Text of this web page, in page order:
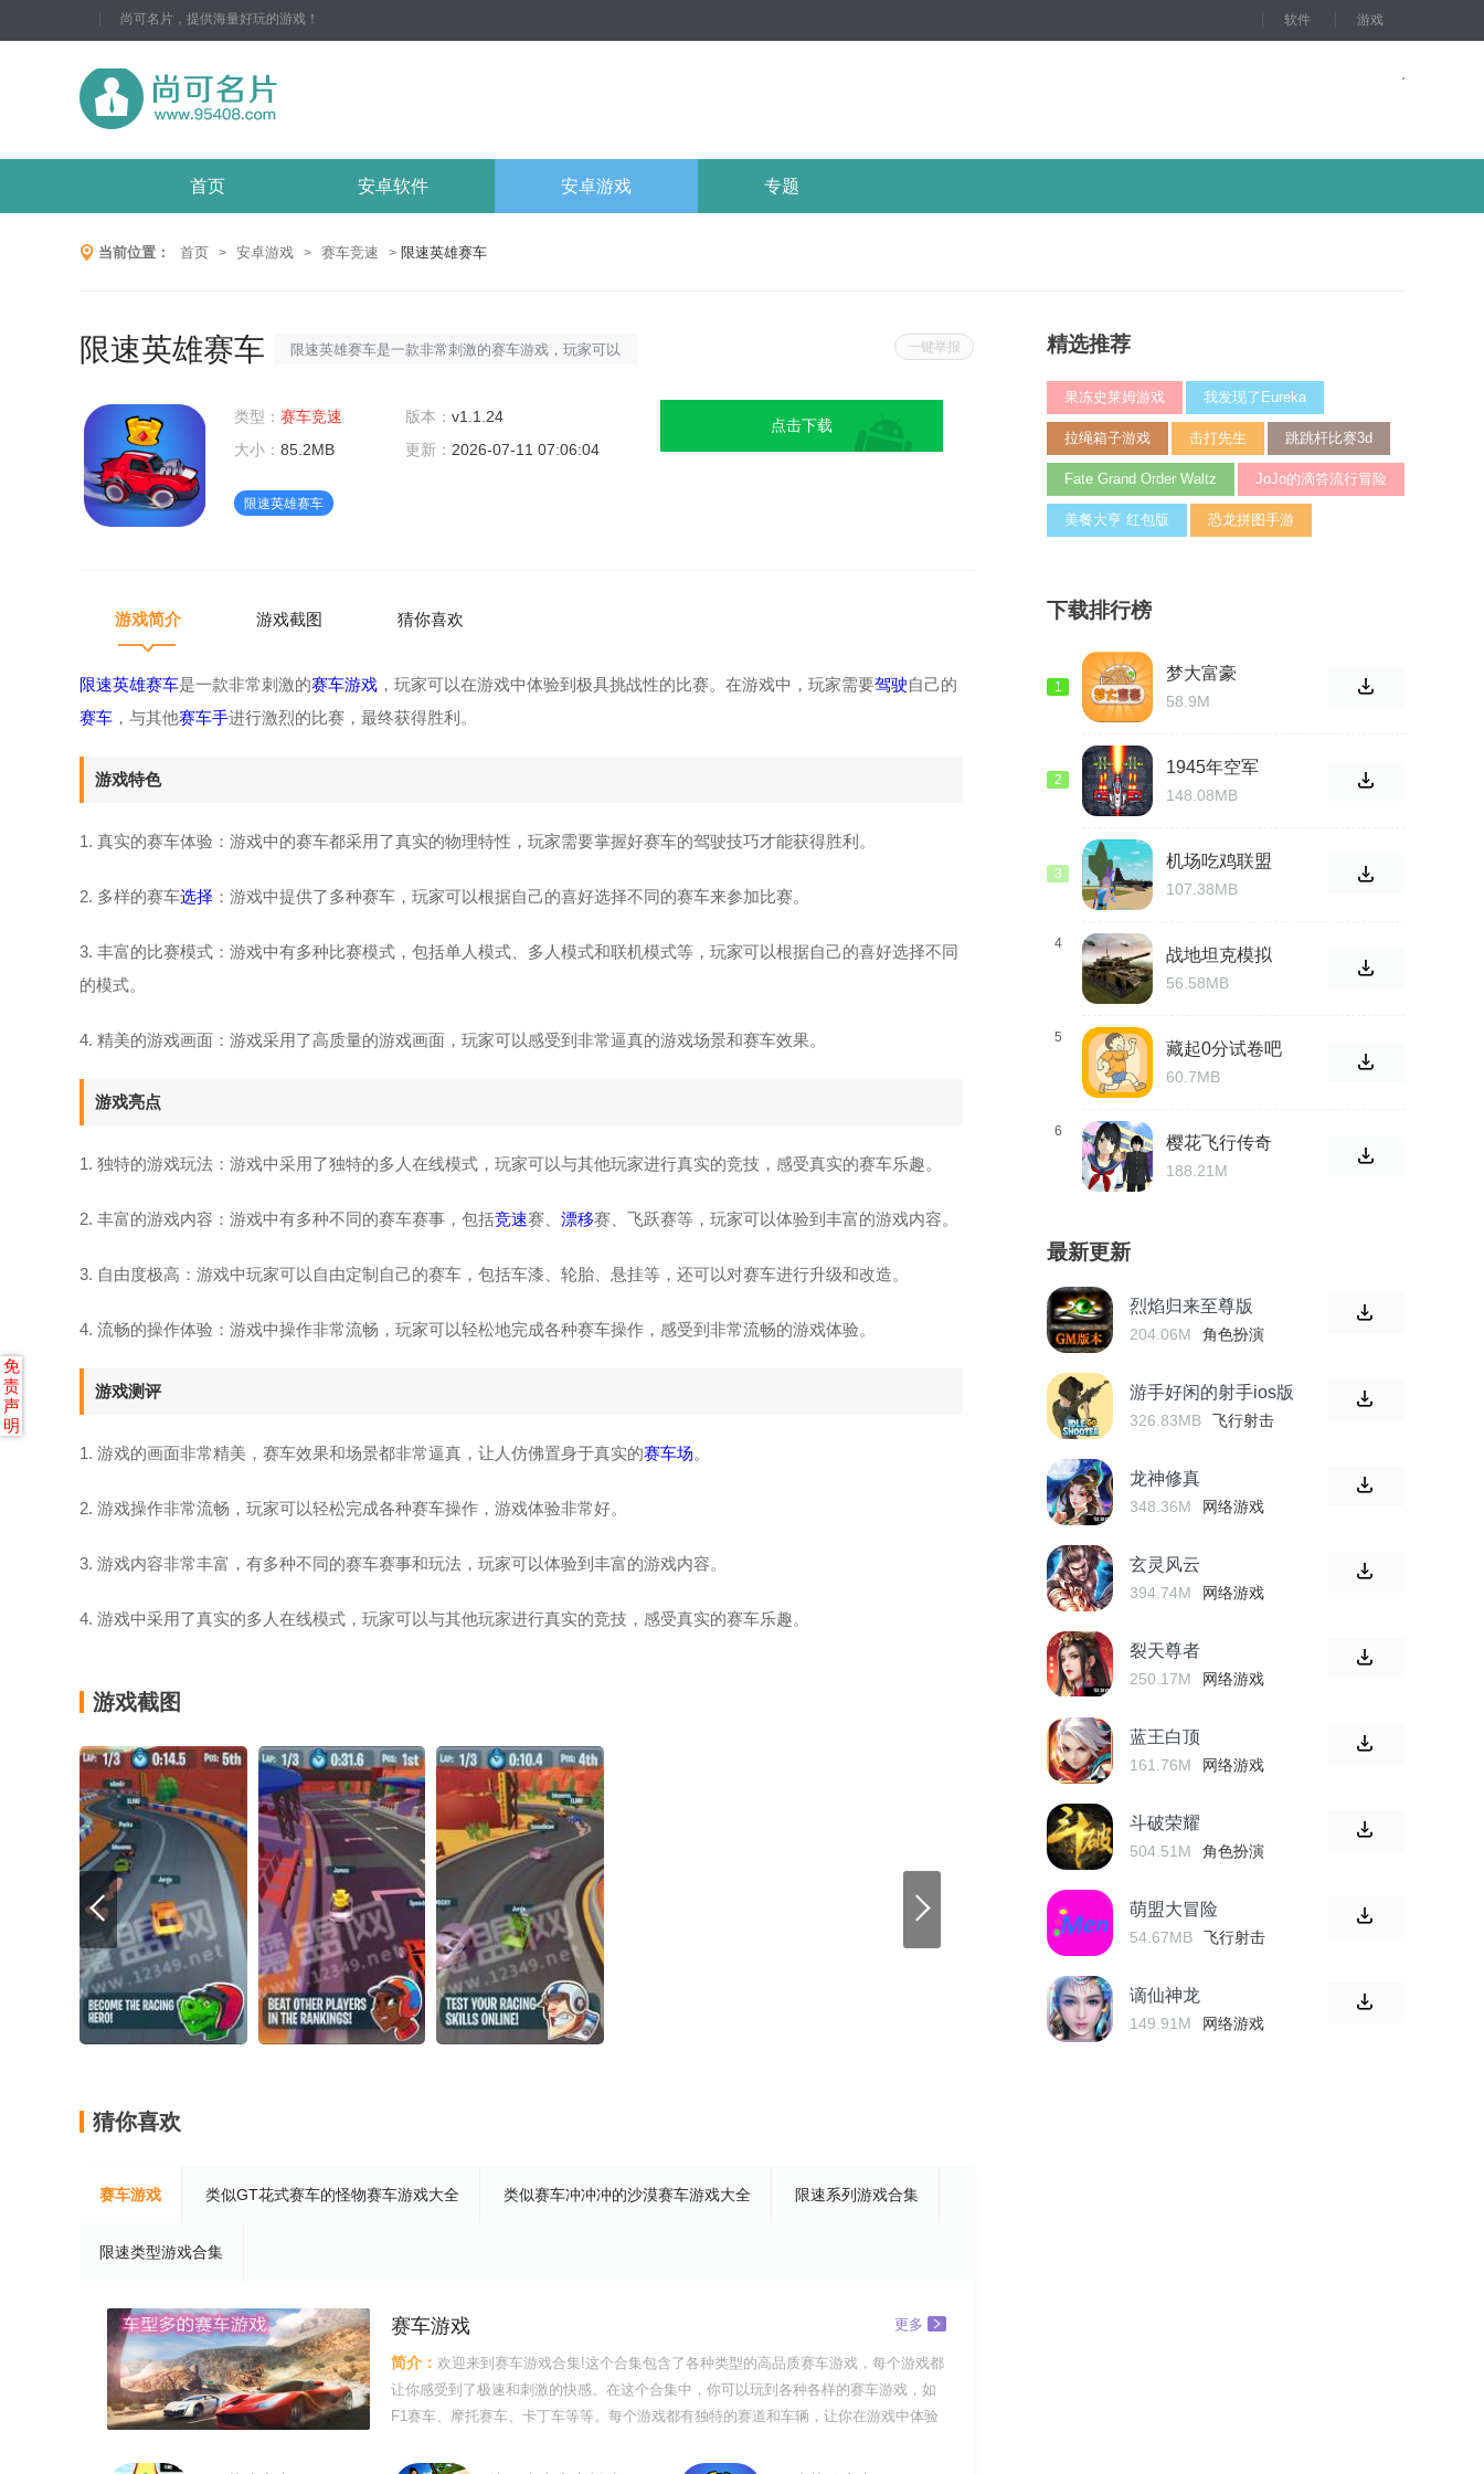
尚可名片，提供海量好玩的游戏！ 软件 游戏
首页 安卓软件 安卓游戏 专题
当前位置： 首页 > 安卓游戏 > 赛车竞速 > 限速英雄赛车
一键举报
限速英雄赛车
限速英雄赛车是一款非常刺激的赛车游戏，玩家可以
需要驾驶自己的赛车，与其他赛车手进行激烈的比
赛，最终获得胜利。游戏特色1.真实的赛车体验：游
好赛车的驾驶技巧才能获得胜利。
类型： 赛车竞速 版本： v1.1.24
大小： 85.2MB 更新： 2026-07-11 07:06:04
限速英雄赛车
点击下载
游戏简介 游戏截图 猜你喜欢
限速英雄赛车是一款非常刺激的赛车游戏 ，玩家可以在游戏中体验到极具挑战性的比赛。在游戏中，玩家需要驾驶自己的
赛车 ，与其他赛车手进行激烈的比赛，最终获得胜利。
游戏特色
1. 真实的赛车体验：游戏中的赛车都采用了真实的物理特性，玩家需要掌握好赛车的驾驶技巧才能获得胜利。
2. 多样的赛车选择 ：游戏中提供了多种赛车，玩家可以根据自己的喜好选择不同的赛车来参加比赛。
3. 丰富的比赛模式：游戏中有多种比赛模式，包括单人模式、多人模式和联机模式等，玩家可以根据自己的喜好选择不同
的模式。
4. 精美的游戏画面：游戏采用了高质量的游戏画面，玩家可以感受到非常逼真的游戏场景和赛车效果。
游戏亮点
1. 独特的游戏玩法：游戏中采用了独特的多人在线模式，玩家可以与其他玩家进行真实的竞技，感受真实的赛车乐趣。
2. 丰富的游戏内容：游戏中有多种不同的赛车赛事，包括竞速赛、 漂移赛、飞跃赛等，玩家可以体验到丰富的游戏内容。
3. 自由度极高：游戏中玩家可以自由定制自己的赛车，包括车漆、轮胎、悬挂等，还可以对赛车进行升级和改造。
4. 流畅的操作体验：游戏中操作非常流畅，玩家可以轻松地完成各种赛车操作，感受到非常流畅的游戏体验。
游戏测评
1. 游戏的画面非常精美，赛车效果和场景都非常逼真，让人仿佛置身于真实的赛车场。
2. 游戏操作非常流畅，玩家可以轻松完成各种赛车操作，游戏体验非常好。
3. 游戏内容非常丰富，有多种不同的赛车赛事和玩法，玩家可以体验到丰富的游戏内容。
4. 游戏中采用了真实的多人在线模式，玩家可以与其他玩家进行真实的竞技，感受真实的赛车乐趣。
游戏截图
猜你喜欢
赛车游戏 类似GT花式赛车的怪物赛车游戏大全 类似赛车冲冲冲的沙漠赛车游戏大全 限速系列游戏合集
限速类型游戏合集
赛车游戏 更多
简介： 欢迎来到赛车游戏合集!这个合集包含了各种类型的高品质赛车游戏，每个游戏都
让你感受到了极速和刺激的快感。在这个合集中，你可以玩到各种各样的赛车游戏，如
F1赛车、摩托赛车、卡丁车等等。每个游戏都有独特的赛道和车辆，让你在游戏中体验
精选推荐
果冻史莱姆游戏 我发现了Eureka
拉绳箱子游戏 击打先生 跳跳杆比赛3d
Fate Grand Order Waltz JoJo的滴答流行冒险
美餐大亨 红包版 恐龙拼图手游
下载排行榜
1
梦大富豪
58.9M
2
1945年空军
148.08MB
3
机场吃鸡联盟
游戏
107.38MB
4
战地坦克模拟
器游戏
56.58MB
5
藏起0分试卷吧
60.7MB
6
樱花飞行传奇
手游中文版
188.21M
最新更新
烈焰归来至尊版
204.06M 角色扮演
游手好闲的射手ios版
326.83MB 飞行射击
龙神修真
348.36M 网络游戏
玄灵风云
394.74M 网络游戏
裂天尊者
250.17M 网络游戏
蓝王白顶
161.76M 网络游戏
斗破荣耀
504.51M 角色扮演
萌盟大冒险
54.67MB 飞行射击
谪仙神龙
149.91M 网络游戏
免
责
声
明